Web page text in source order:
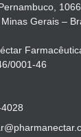
Gerais –
0001-46